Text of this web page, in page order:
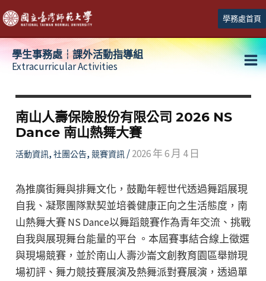
跳
至
主
學務處首頁
學生事務處┆課外活動指導組
Extracurricular Activities
南山人壽保險股份有限公司 2026 NS
Dance 南山熱舞大賽
活動資訊, 社團公告, 競賽資訊/2026 年 6 月 4 日
為推廣街舞與排舞文化，鼓勵年輕世代透過舞蹈展現
自我、凝聚團隊默契並培養健康正向之生活態度，南
山熱舞大賽 NS Dance以舞蹈競賽作為青年交流、挑戰
自我與展現舞台能量的平台 。本屆賽事結合線上徵選
與現場競賽，並於南山人壽沙崙文創教育園區舉辦現
場初評、舞力競技賽展演及熱舞派對賽展演，透過單